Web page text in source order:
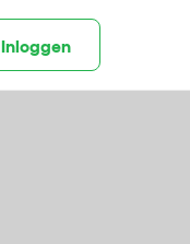
Inloggen